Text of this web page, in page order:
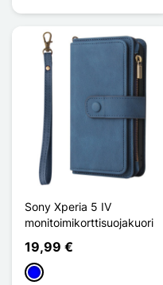
Sony Xperia 5 IV
monitoimikorttisuojakuori
19,99 €
Sininen